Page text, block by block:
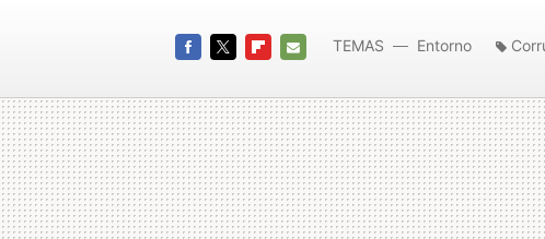
MAIL
TEMAS Entorno